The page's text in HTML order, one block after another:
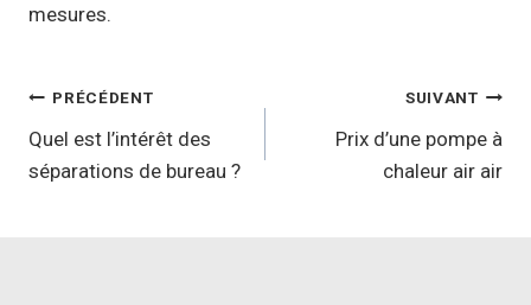
mesures.
Navigation
de
l’article
PRÉCÉDENT
Quel est l’intérêt des
séparations de bureau ?
SUIVANT
Prix d’une pompe à
chaleur air air